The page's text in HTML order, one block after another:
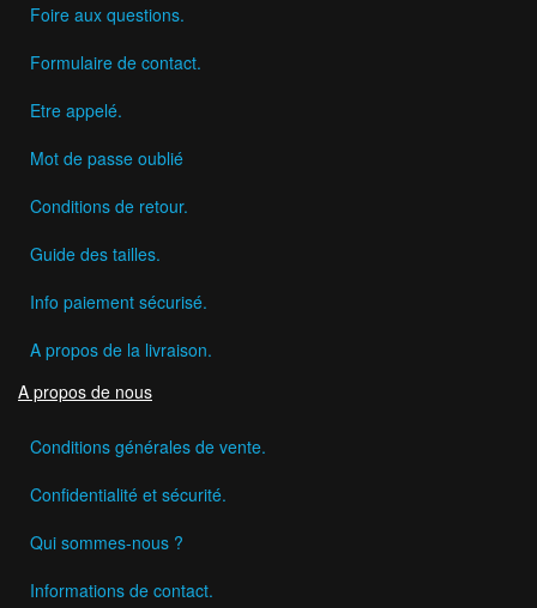
Foire aux questions.
Formulaire de contact.
Etre appelé.
Mot de passe oublié
Conditions de retour.
Guide des tailles.
Info paiement sécurisé.
A propos de la livraison.
A propos de nous
Conditions générales de vente.
Confidentialité et sécurité.
Qui sommes-nous ?
Informations de contact.